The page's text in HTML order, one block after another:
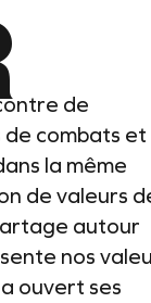
de
de combats et
la même
de valeurs
autour
nos
ouvert ses